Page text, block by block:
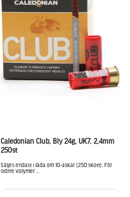
Caledonian Club, Bly 24g, UK7, 2,4mm
250st
Säljes endast i låda om 10-askar (250 skott). För
större volymer ...